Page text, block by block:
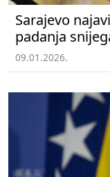
Sarajevo
padanja
09.01.2026.